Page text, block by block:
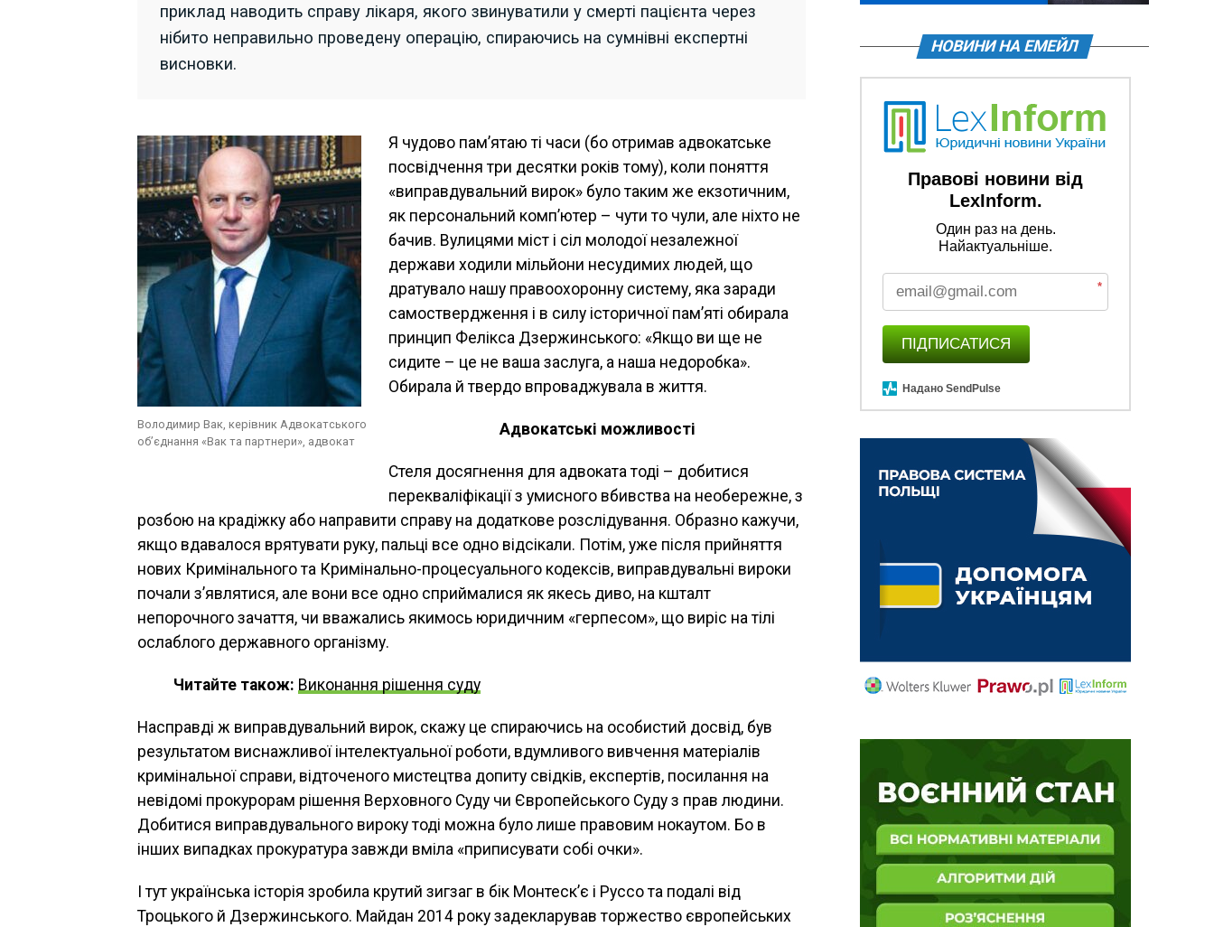
приклад наводить справу лікаря, якого звинуватили у смерті пацієнта через
нібито неправильно проведену операцію, спираючись на сумнівні експертні
висновки.
Володимир Вак, керівник Адвокатського
об’єднання «Вак та партнери», адвокат
Я чудово пам’ятаю ті часи (бо отримав адвокатське
посвідчення три десятки років тому), коли поняття
«виправдувальний вирок» було таким же екзотичним,
як персональний комп’ютер – чути то чули, але ніхто не
бачив. Вулицями міст і сіл молодої незалежної
держави ходили мільйони несудимих людей, що
дратувало нашу правоохоронну систему, яка заради
самоствердження і в силу історичної пам’яті обирала
принцип Фелікса Дзержинського: «Якщо ви ще не
сидите – це не ваша заслуга, а наша недоробка».
Обирала й твердо впроваджувала в життя.
Адвокатські можливості
Стеля досягнення для адвоката тоді – добитися
перекваліфікації з умисного вбивства на необережне, з
розбою на крадіжку або направити справу на додаткове розслідування. Образно кажучи,
якщо вдавалося врятувати руку, пальці все одно відсікали. Потім, уже після прийняття
нових Кримінального та Кримінально-процесуального кодексів, виправдувальні вироки
почали з’являтися, але вони все одно сприймалися як якесь диво, на кшталт
непорочного зачаття, чи вважались якимось юридичним «герпесом», що виріс на тілі
ослаблого державного організму.
Читайте також: Виконання рішення суду
Насправді ж виправдувальний вирок, скажу це спираючись на особистий досвід, був
результатом виснажливої інтелектуальної роботи, вдумливого вивчення матеріалів
кримінальної справи, відточеного мистецтва допиту свідків, експертів, посилання на
невідомі прокурорам рішення Верховного Суду чи Європейського Суду з прав людини.
Добитися виправдувального вироку тоді можна було лише правовим нокаутом. Бо в
інших випадках прокуратура завжди вміла «приписувати собі очки».
I тут українська історія зробила крутий зигзаг в бік Монтеск’є і Руссо та подалі від
Троцького й Дзержинського. Майдан 2014 року задекларував торжество європейських
НОВИНИ НА ЕМЕЙЛ
Правові новини від
LexInform.
Один раз на день.
Найактуальніше.
*
ПІДПИСАТИСЯ
Надано SendPulse